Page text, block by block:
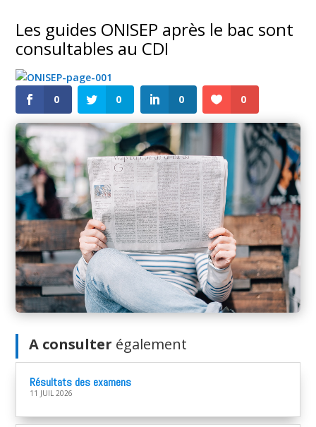
Les guides ONISEP après le bac sont
consultables au CDI
0 0 0 0
A consulter également
Résultats des examens
11 JUIL 2026